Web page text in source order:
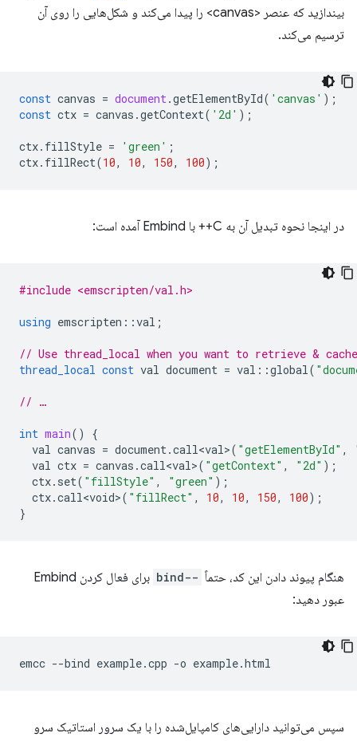
بیندازید که عنصر <canvas> را پیدا می‌کند و شکل‌هایی را روی آن
ترسیم می‌کند.
const canvas = document.getElementById( 'canvas' );
const ctx = canvas .getContext( '2d' );
ctx. fillStyle = 'green' ;
ctx. fillRect(10, 10, 150, 100);
در اینجا نحوه تبدیل آن به C++ با Embind آمده است:
#include <emscripten/val.h>
using emscripten ::val ;
// Use thread_local when you want to retrieve &
thread_local const val document = val ::global(
// …
int main()
{
val canvas = document.call<val>( "getElementById" ,
val ctx = canvas .call<val>( "getContext" , "2d" );
ctx. set( "fillStyle" , "green" );
ctx.call<void>( "fillRect" , 10, 10, 150, 100);
}
هنگام پیوند دادن این کد، حتماً --bind
برای فعال کردن Embind
عبور دهید:
emcc --bind example.cpp -o
سپس می‌توانید دارایی‌های کامپایل‌شده را با یک سرور استاتیک سرو